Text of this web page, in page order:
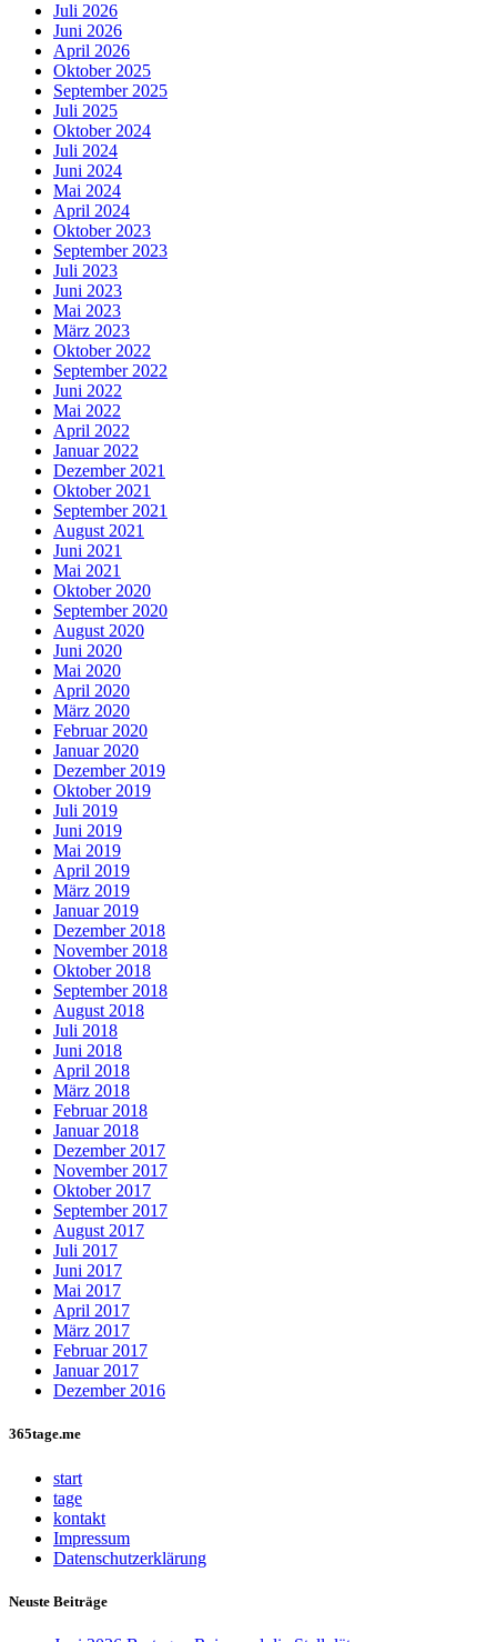
Juli 2026
Juni 2026
April 2026
Oktober 2025
September 2025
Juli 2025
Oktober 2024
Juli 2024
Juni 2024
Mai 2024
April 2024
Oktober 2023
September 2023
Juli 2023
Juni 2023
Mai 2023
März 2023
Oktober 2022
September 2022
Juni 2022
Mai 2022
April 2022
Januar 2022
Dezember 2021
Oktober 2021
September 2021
August 2021
Juni 2021
Mai 2021
Oktober 2020
September 2020
August 2020
Juni 2020
Mai 2020
April 2020
März 2020
Februar 2020
Januar 2020
Dezember 2019
Oktober 2019
Juli 2019
Juni 2019
Mai 2019
April 2019
März 2019
Januar 2019
Dezember 2018
November 2018
Oktober 2018
September 2018
August 2018
Juli 2018
Juni 2018
April 2018
März 2018
Februar 2018
Januar 2018
Dezember 2017
November 2017
Oktober 2017
September 2017
August 2017
Juli 2017
Juni 2017
Mai 2017
April 2017
März 2017
Februar 2017
Januar 2017
Dezember 2016
365tage.me
start
tage
kontakt
Impressum
Datenschutzerklärung
Neuste Beiträge